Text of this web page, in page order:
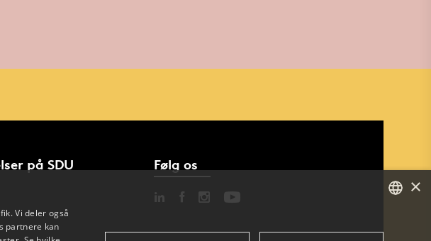
på SDU Følg os
×
Vi deler også
partnere kan